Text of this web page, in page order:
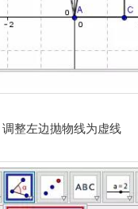
整左边抛物线为虚线